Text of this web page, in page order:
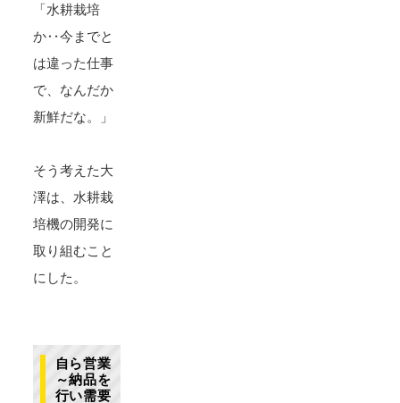
「水耕栽培
か‥今までと
は違った仕事
で、なんだか
新鮮だな。」
そう考えた大
澤は、水耕栽
培機の開発に
取り組むこと
にした。
自ら営業
～納品を
行い需要